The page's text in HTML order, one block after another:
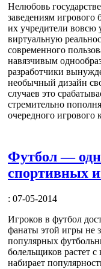
Нелюбовь
заведениям игрового
их учредители вовсю
виртуальную
современного
навязчивым
разработчики
необычный дизайн
случаев это
стремительно
очередного игрового
Футбол —
спортивных
: 07-05-2014
Игроков в футбол
фанаты этой игры не
популярных
болельщиков растет
набирает